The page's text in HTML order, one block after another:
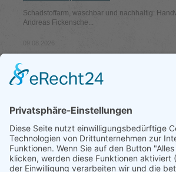
Schadstoffarm, waschbar und nachhaltig:
Andreas Fickensche...
Betriebsübernahme: Wie ein
Vor rund 15 Jahren saßen in Julius Raithels
30 Schüler. H...
07.08.2026